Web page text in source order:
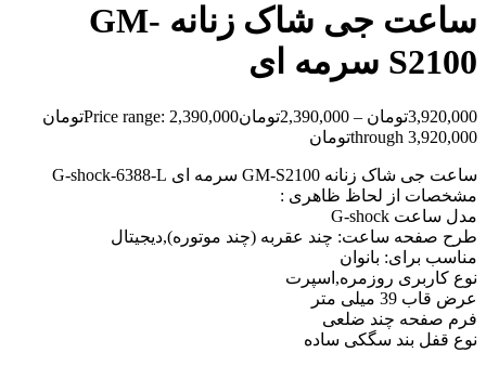
ساعت جی شاک زنانه GM-
S2100 سرمه ای
3,920,000تومان –
2,390,000تومان
Price range: 2,390,000تومان
through 3,920,000تومان
ساعت جی شاک زنانه GM-S2100 سرمه ای G-shock-6388-L
مشخصات از لحاظ ظاهری :
مدل ساعت G-shock
طرح صفحه ساعت: چند عقربه (چند موتوره),دیجیتال
مناسب برای: بانوان
نوع کاربری روزمره,اسپرت
عرض قاب 39 میلی متر
فرم صفحه چند ضلعی
نوع قفل بند سگکی ساده